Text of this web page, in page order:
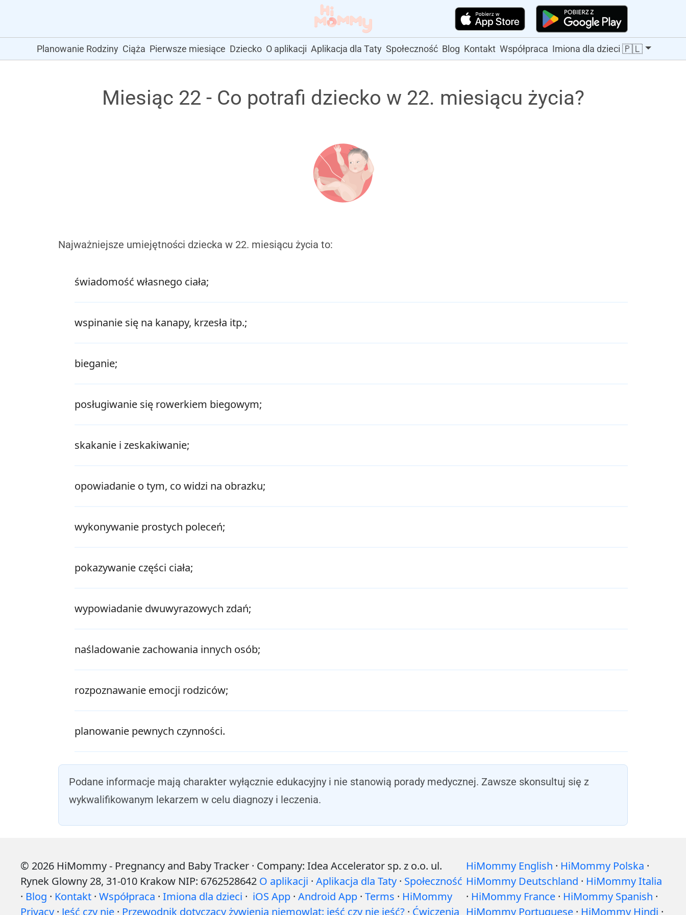
Planowanie Rodziny Ciąża Pierwsze miesiące Dziecko O aplikacji Aplikacja dla Taty Społeczność Blog Kontakt Współpraca Imiona dla dzieci 🇵🇱
Miesiąc 22 - Co potrafi dziecko w 22. miesiącu życia?
Najważniejsze umiejętności dziecka w 22. miesiącu życia to:
świadomość własnego ciała;
wspinanie się na kanapy, krzesła itp.;
bieganie;
posługiwanie się rowerkiem biegowym;
skakanie i zeskakiwanie;
opowiadanie o tym, co widzi na obrazku;
wykonywanie prostych poleceń;
pokazywanie części ciała;
wypowiadanie dwuwyrazowych zdań;
naśladowanie zachowania innych osób;
rozpoznawanie emocji rodziców;
planowanie pewnych czynności.
Podane informacje mają charakter wyłącznie edukacyjny i nie stanowią porady medycznej. Zawsze skonsultuj się z
wykwalifikowanym lekarzem w celu diagnozy i leczenia.
© 2026 HiMommy - Pregnancy and Baby Tracker · Company: Idea Accelerator sp. z o.o. ul.
Rynek Glowny 28, 31-010 Krakow NIP: 6762528642 O aplikacji · Aplikacja dla Taty · Społeczność
· Blog · Kontakt · Współpraca · Imiona dla dzieci · iOS App · Android App · Terms · HiMommy
Privacy · Jeść czy nie · Przewodnik dotyczący żywienia niemowląt: jeść czy nie jeść? · Ćwiczenia
HiMommy English · HiMommy Polska ·
HiMommy Deutschland · HiMommy Italia
· HiMommy France · HiMommy Spanish ·
HiMommy Portuguese · HiMommy Hindi ·